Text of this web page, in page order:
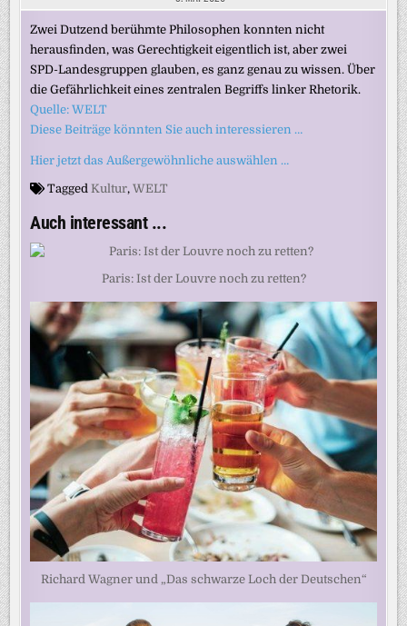
Zwei Dutzend berühmte Philosophen konnten nicht
herausfinden, was Gerechtigkeit eigentlich ist, aber zwei
SPD-Landesgruppen glauben, es ganz genau zu wissen. Über
die Gefährlichkeit eines zentralen Begriffs linker Rhetorik.
Quelle: WELT
Diese Beiträge könnten Sie auch interessieren …
Hier jetzt das Außergewöhnliche auswählen …
Tagged Kultur,WELT
Auch interessant ...
Paris: Ist der Louvre noch zu retten?
Richard Wagner und „Das schwarze Loch der Deutschen“